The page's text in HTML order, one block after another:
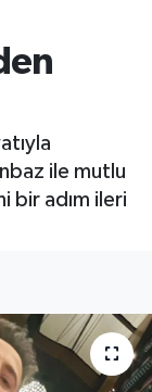
ile mutlu
bir adım ileri